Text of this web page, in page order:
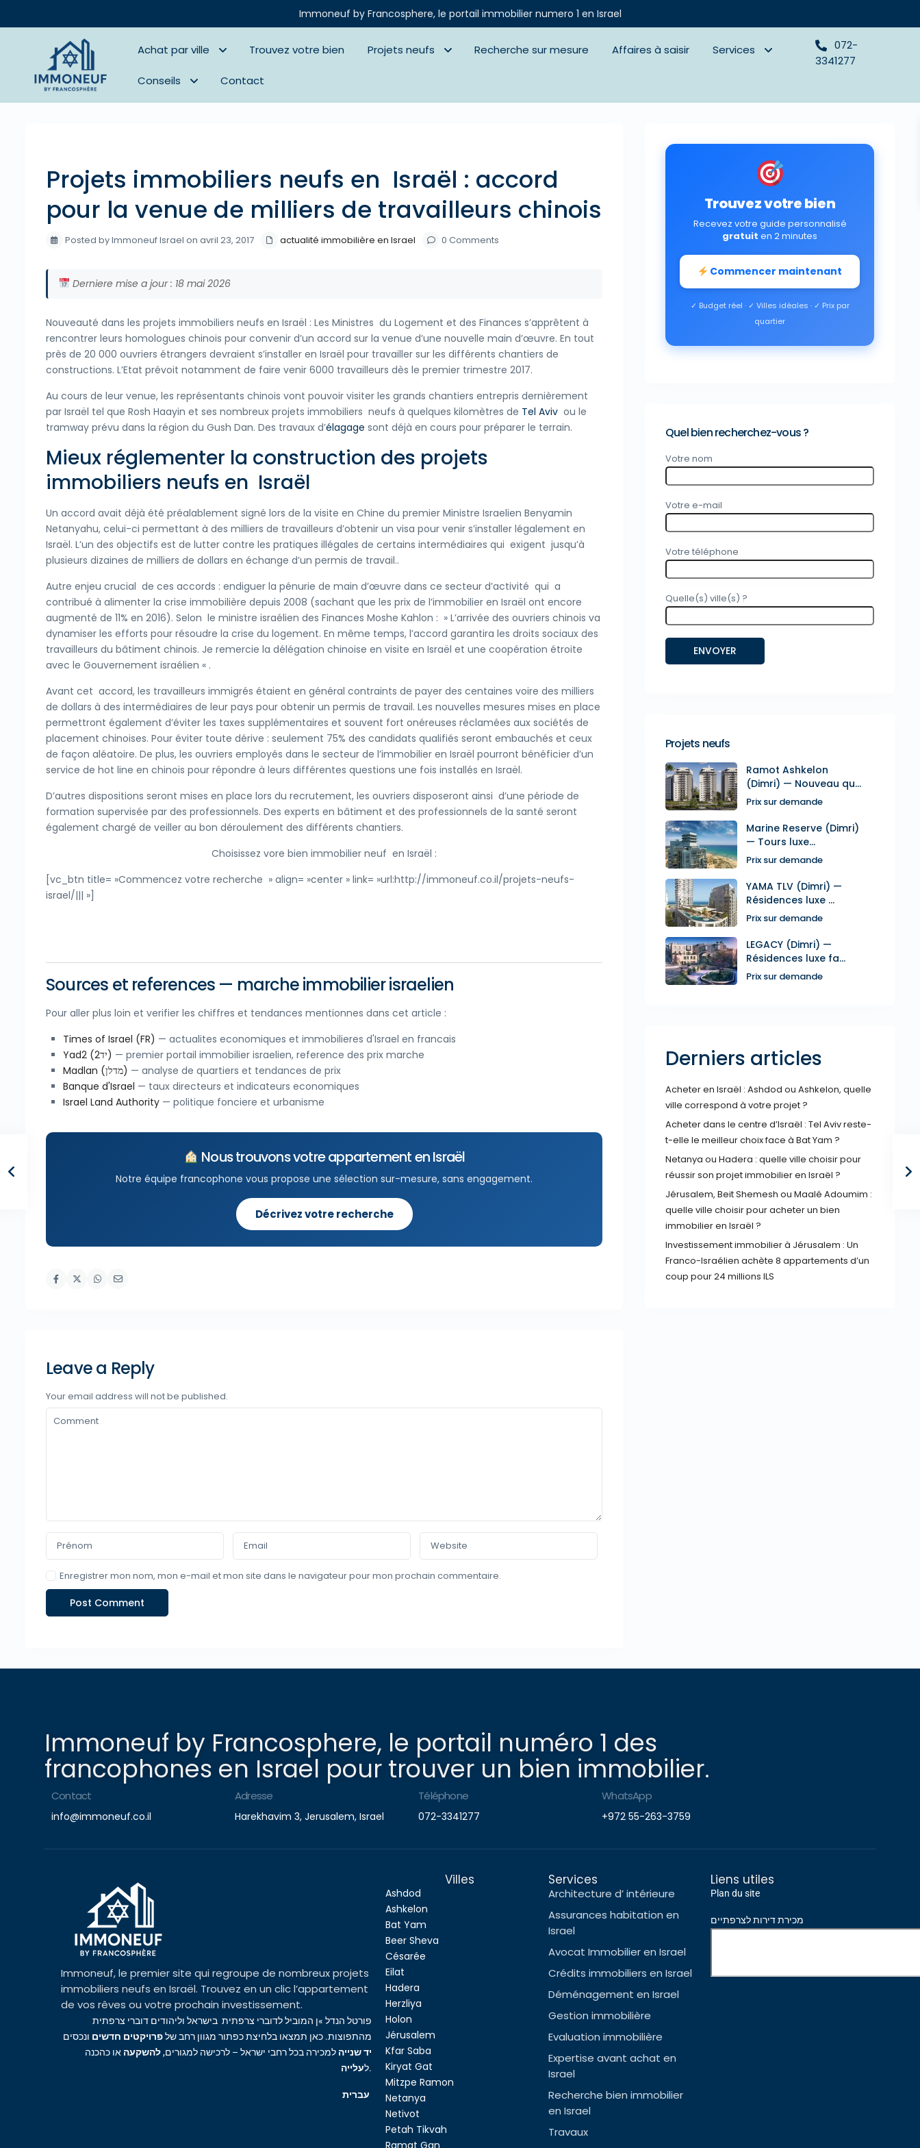
Immoneuf by Francosphere, le portail immobilier numero 1 en Israel
Achat par ville Trouvez votre bien Projets neufs Recherche sur mesure Affaires à saisir Services
Conseils Contact
072-
3341277
Projets immobiliers neufs en Israël : accord
pour la venue de milliers de travailleurs chinois
Posted by Immoneuf Israel on avril 23, 2017 actualité immobilière en Israel 0 Comments
Derniere mise a jour : 18 mai 2026
Nouveauté dans les projets immobiliers neufs en Israël : Les Ministres du Logement et des Finances s’apprêtent à
rencontrer leurs homologues chinois pour convenir d’un accord sur la venue d’une nouvelle main d’œuvre. En tout
près de 20 000 ouvriers étrangers devraient s’installer en Israël pour travailler sur les différents chantiers de
constructions. L’Etat prévoit notamment de faire venir 6000 travailleurs dès le premier trimestre 2017.
Au cours de leur venue, les représentants chinois vont pouvoir visiter les grands chantiers entrepris dernièrement
par Israël tel que Rosh Haayin et ses nombreux projets immobiliers neufs à quelques kilomètres de Tel Aviv ou le
tramway prévu dans la région du Gush Dan. Des travaux d’élagage sont déjà en cours pour préparer le terrain.
Mieux réglementer la construction des projets
immobiliers neufs en Israël
Un accord avait déjà été préalablement signé lors de la visite en Chine du premier Ministre Israelien Benyamin
Netanyahu, celui-ci permettant à des milliers de travailleurs d’obtenir un visa pour venir s’installer légalement en
Israël. L’un des objectifs est de lutter contre les pratiques illégales de certains intermédiaires qui exigent jusqu’à
plusieurs dizaines de milliers de dollars en échange d’un permis de travail..
Autre enjeu crucial de ces accords : endiguer la pénurie de main d’œuvre dans ce secteur d’activité qui a
contribué à alimenter la crise immobilière depuis 2008 (sachant que les prix de l’immobilier en Israël ont encore
augmenté de 11% en 2016). Selon le ministre israélien des Finances Moshe Kahlon : » L’arrivée des ouvriers chinois va
dynamiser les efforts pour résoudre la crise du logement. En même temps, l’accord garantira les droits sociaux des
travailleurs du bâtiment chinois. Je remercie la délégation chinoise en visite en Israël et une coopération étroite
avec le Gouvernement israélien « .
Avant cet accord, les travailleurs immigrés étaient en général contraints de payer des centaines voire des milliers
de dollars à des intermédiaires de leur pays pour obtenir un permis de travail. Les nouvelles mesures mises en place
permettront également d’éviter les taxes supplémentaires et souvent fort onéreuses réclamées aux sociétés de
placement chinoises. Pour éviter toute dérive : seulement 75% des candidats qualifiés seront embauchés et ceux
de façon aléatoire. De plus, les ouvriers employés dans le secteur de l’immobilier en Israël pourront bénéficier d’un
service de hot line en chinois pour répondre à leurs différentes questions une fois installés en Israël.
D’autres dispositions seront mises en place lors du recrutement, les ouvriers disposeront ainsi d’une période de
formation supervisée par des professionnels. Des experts en bâtiment et des professionnels de la santé seront
également chargé de veiller au bon déroulement des différents chantiers.
Choisissez vore bien immobilier neuf en Israël :
[vc_btn title= »Commencez votre recherche » align= »center » link= »url:http://immoneuf.co.il/projets-neufs-
israel/||| »]
Sources et references — marche immobilier israelien
Pour aller plus loin et verifier les chiffres et tendances mentionnes dans cet article :
Times of Israel (FR) — actualites economiques et immobilieres d'Israel en francais
Yad2 (יד2) — premier portail immobilier israelien, reference des prix marche
Madlan (מדלן) — analyse de quartiers et tendances de prix
Banque d'Israel — taux directeurs et indicateurs economiques
Israel Land Authority — politique fonciere et urbanisme
Nous trouvons votre appartement en Israël
Notre équipe francophone vous propose une sélection sur-mesure, sans engagement.
Décrivez votre recherche
Leave a Reply
Your email address will not be published.
Enregistrer mon nom, mon e-mail et mon site dans le navigateur pour mon prochain commentaire.
Trouvez votre bien
Recevez votre guide personnalisé
gratuit en 2 minutes
Commencer maintenant
✓ Budget réel · ✓ Villes idéales · ✓ Prix par
quartier
Quel bien recherchez-vous ?
Votre nom
Votre e-mail
Votre téléphone
Quelle(s) ville(s) ?
Projets neufs
Ramot Ashkelon
(Dimri) — Nouveau qu...
Prix sur demande
Marine Reserve (Dimri)
— Tours luxe...
Prix sur demande
YAMA TLV (Dimri) —
Résidences luxe ...
Prix sur demande
LEGACY (Dimri) —
Résidences luxe fa...
Prix sur demande
Derniers articles
Acheter en Israël : Ashdod ou Ashkelon, quelle
ville correspond à votre projet ?
Acheter dans le centre d’Israël : Tel Aviv reste-
t-elle le meilleur choix face à Bat Yam ?
Netanya ou Hadera : quelle ville choisir pour
réussir son projet immobilier en Israël ?
Jérusalem, Beit Shemesh ou Maalé Adoumim :
quelle ville choisir pour acheter un bien
immobilier en Israël ?
Investissement immobilier à Jérusalem : Un
Franco-Israélien achète 8 appartements d’un
coup pour 24 millions ILS
Immoneuf by Francosphere, le portail numéro 1 des
francophones en Israel pour trouver un bien immobilier.
Contact
info@immoneuf.co.il
Adresse
Harekhavim 3, Jerusalem, Israel
Téléphone
072-3341277
WhatsApp
+972 55-263-3759
Immoneuf, le premier site qui regroupe de nombreux projets
immobiliers neufs en Israël. Trouvez en un clic l’appartement
de vos rêves ou votre prochain investissement.
פורטל הנדל »ן המוביל לדוברי צרפתית בישראל וליהודים דוברי צרפתית
מהתפוצות. כאן תמצאו בלחיצת כפתור מגוון רחב שלפרויקטים חדשים ונכסים
יד שנייה למכירה בכל רחבי ישראל – לרכישה למגורים,להשקעה או כהכנה
לעלייה .
Villes
Ashdod
Ashkelon
Bat Yam
Beer Sheva
Césarée
Eilat
Hadera
Herzliya
Holon
Jérusalem
Kfar Saba
Kiryat Gat
Mitzpe Ramon
Netanya
Netivot
Petah Tikvah
Ramat Gan
Services
Architecture d’ intérieure
Assurances habitation en
Israel
Avocat Immobilier en Israel
Crédits immobiliers en Israel
Déménagement en Israel
Gestion immobilière
Evaluation immobilière
Expertise avant achat en
Israel
Recherche bien immobilier
en Israel
Travaux
Liens utiles
Plan du site
מכירת דירות לצרפתיים